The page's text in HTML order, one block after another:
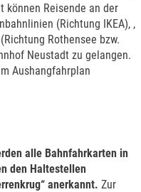
können Reisende an der
(Richtung IKEA), ,
(Richtung Rothensee bzw.
Neustadt zu gelangen.
Aushangfahrplan
alle Bahnfahrkarten in
den Haltestellen
anerkannt. Zur